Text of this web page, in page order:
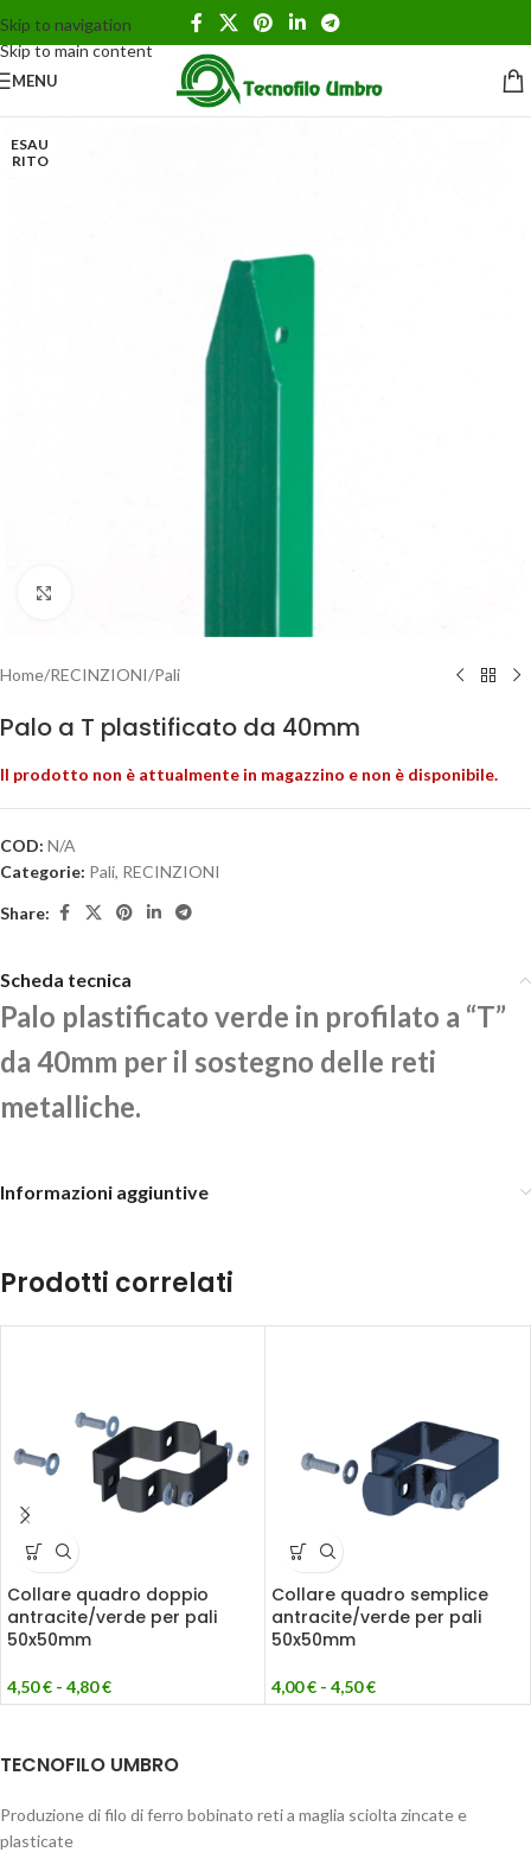
Skip to navigation
Skip to main content
MENU
ESAU
RITO
Home/RECINZIONI/Pali
Palo a T plastificato da 40mm
Il prodotto non è attualmente in magazzino e non è disponibile.
COD: N/A
Categorie: Pali, RECINZIONI
Share:
Scheda tecnica
Palo plastificato verde in profilato a “T”
da 40mm per il sostegno delle reti
metalliche.
Informazioni aggiuntive
Prodotti correlati
Collare quadro doppio
antracite/verde per pali
50x50mm
4,50€ - 4,80€
Collare quadro semplice
antracite/verde per pali
50x50mm
4,00€ - 4,50€
TECNOFILO UMBRO
Produzione di filo di ferro bobinato reti a maglia sciolta zincate e
plasticate